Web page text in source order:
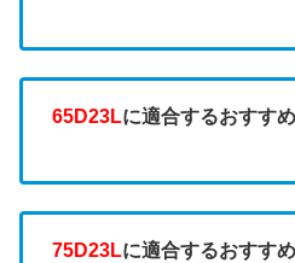
65D23Lに適合するおすす
75D23Lに適合するおすす